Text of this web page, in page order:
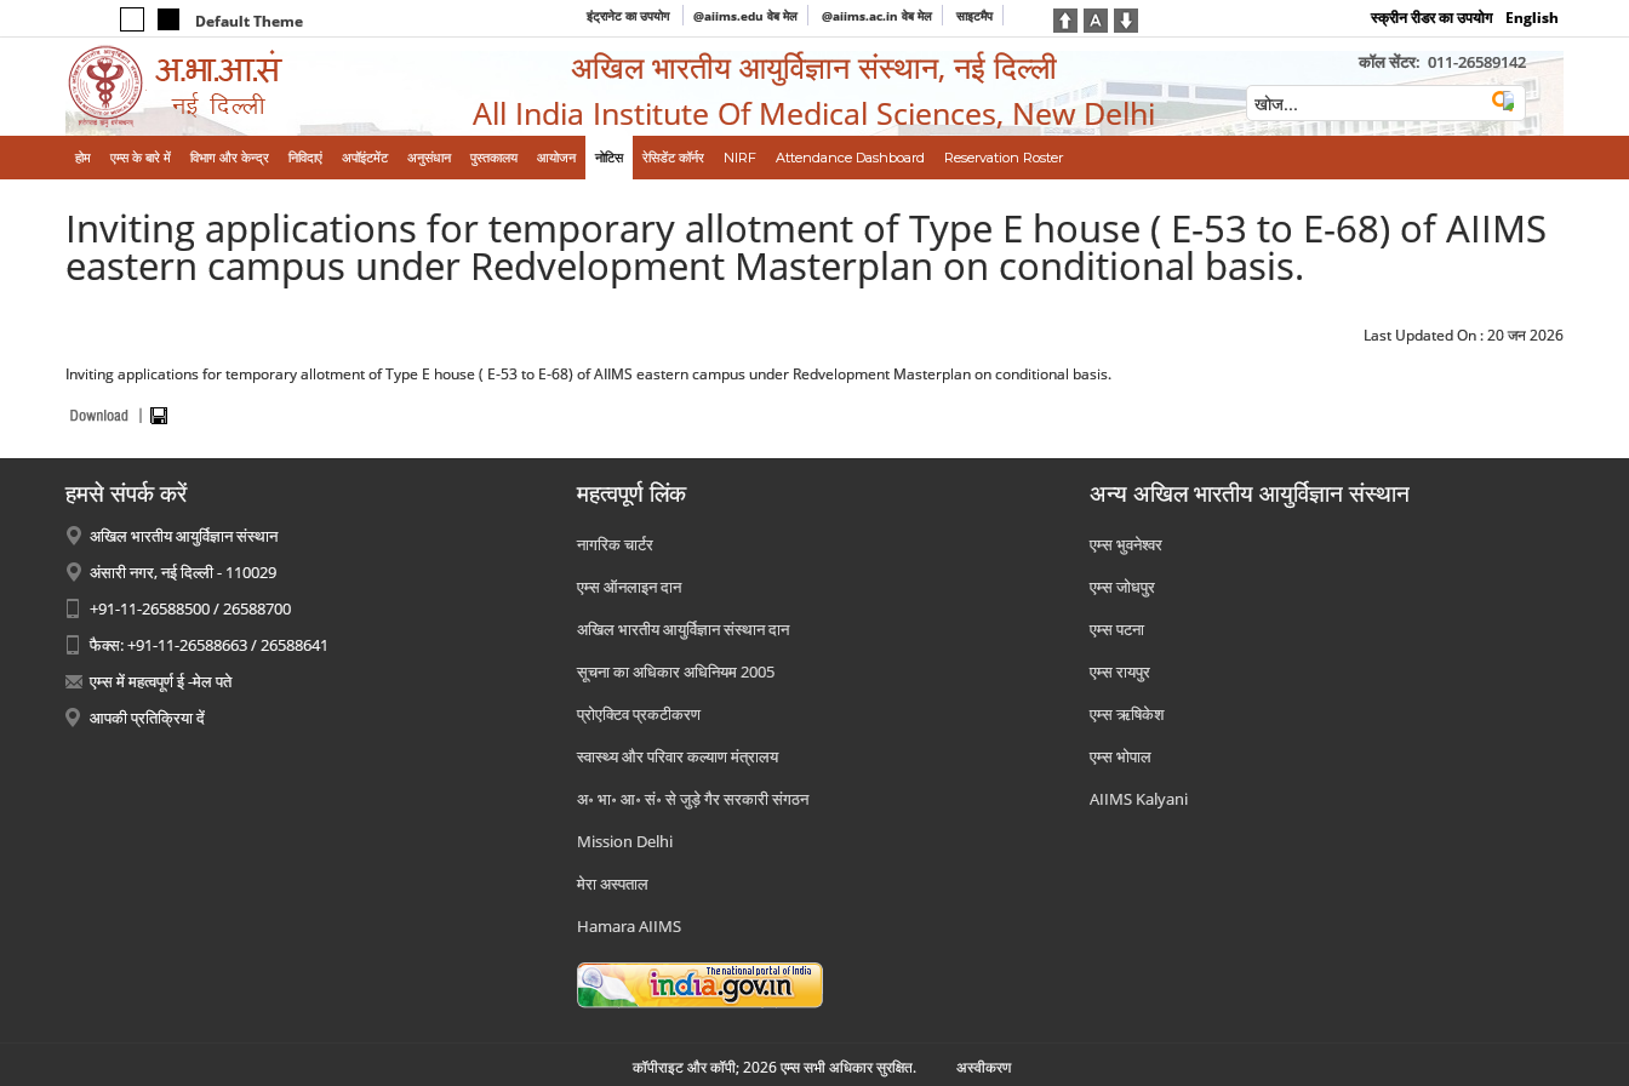
Default Theme इंट्रानेट का उपयोग @aiims.edu वेब मेल @aiims.ac.in वेब मेल साइटमैप स्क्रीन रीडर का उपयोग English
अखिल भारतीय आयुर्विज्ञान संस्थान, नई दिल्ली
All India Institute Of Medical Sciences, New Delhi
कॉल सेंटर: 011-26589142
होम एम्‍स के बारे में विभाग और केन्‍द्र निविदाएं अपॉइंटमेंट अनुसंधान पुस्तकालय आयोजन नोटिस रेसिडेंट कॉर्नर NIRF Attendance Dashboard Reservation Roster
Inviting applications for temporary allotment of Type E house ( E-53 to E-68) of AIIMS
eastern campus under Redvelopment Masterplan on conditional basis.
Last Updated On :20 जन 2026
Inviting applications for temporary allotment of Type E house ( E-53 to E-68) of AIIMS eastern campus under Redvelopment Masterplan on conditional basis.
हमसे संपर्क करें
अखिल भारतीय आयुर्विज्ञान संस्थान
अंसारी नगर, नई दिल्ली - 110029
+91-11-26588500 / 26588700
फैक्स: +91-11-26588663 / 26588641
एम्स में महत्वपूर्ण ई -मेल पते
आपकी प्रतिक्रिया दें
महत्वपूर्ण लिंक
नागरिक चार्टर
एम्स ऑनलाइन दान
अखिल भारतीय आयुर्विज्ञान संस्थान दान
सूचना का अधिकार अधिनियम 2005
प्रोएक्टिव प्रकटीकरण
स्वास्थ्य और परिवार कल्याण मंत्रालय
अ॰ भा॰ आ॰ सं॰ से जुड़े गैर सरकारी संगठन
Mission Delhi
मेरा अस्पताल
Hamara AIIMS
अन्य अखिल भारतीय आयुर्विज्ञान संस्थान
एम्‍स भुवनेश्वर
एम्‍स जोधपुर
एम्‍स पटना
एम्‍स रायपुर
एम्‍स ऋषिकेश
एम्‍स भोपाल
AIIMS Kalyani
कॉपीराइट और कॉपी; 2026 एम्स सभी अधिकार सुरक्षित. अस्‍वीकरण